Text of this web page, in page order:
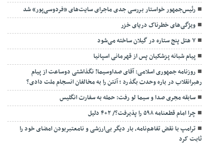
رئیس‌جمهور خواستار بررسی جدی ماجرای سایت‌های «فردوسی‌پور» شد
ویژگی‌های خطرناک دریای خزر
۷ هتل پنج ستاره در گیلان ساخته می‌شود
پیام شبانه پزشکیان پس از قهرمانی اسپانیا
روزنامه جمهوری اسلامی: آقای صداوسیما! نگذاشتی دوساعت از پیام
رهبرانقلاب در باره وحدت بگذرد ؛ آنتن را به مخالفان انسجام ملت دادی؟
سابقه مجری صدا و سیما لو رفت: حمله به سفارت انگلیس
چرا امام قطعنامه ۵۹۸ را پذیرفت؟/ ۲+۴ دلیل
ترامپ با نقض تفاهم‌نامه، بار دیگر بی‌ارزشی و نامعتبربودن امضای خود را
ثابت کرد